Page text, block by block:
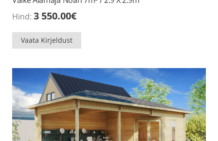
Hind: 3 550.00€
Vaata Kirjeldust